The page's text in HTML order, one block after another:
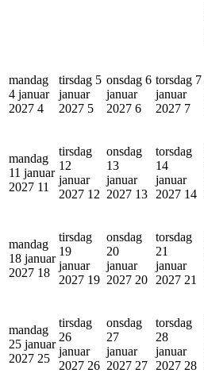
mandag
4 januar
2027 4
tirsdag 5
januar
2027 5
onsdag 6
januar
2027 6
torsdag 7
januar
2027 7
mandag
11 januar
2027 11
tirsdag
12
januar
2027 12
onsdag
13
januar
2027 13
torsdag
14
januar
2027 14
mandag
18 januar
2027 18
tirsdag
19
januar
2027 19
onsdag
20
januar
2027 20
torsdag
21
januar
2027 21
mandag
25 januar
2027 25
tirsdag
26
januar
2027 26
onsdag
27
januar
2027 27
torsdag
28
januar
2027 28